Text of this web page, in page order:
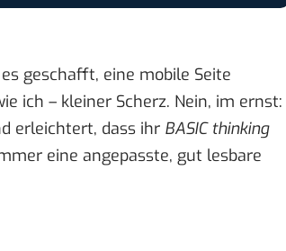
geschafft, eine mobile Seite
ich – kleiner Scherz. Nein, im ernst:
erleichtert, dass ihr BASIC thinking
eine angepasste, gut lesbare